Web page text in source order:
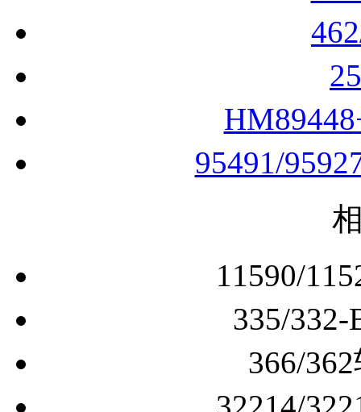
95491/
11590/
335/
366/